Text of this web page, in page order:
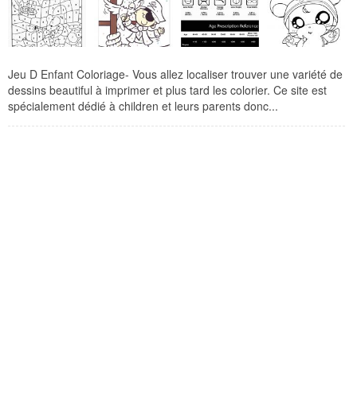
Jeu D Enfant Coloriage- Vous allez localiser trouver une variété de
dessins beautiful à imprimer et plus tard les colorier. Ce site est
spécialement dédié à children et leurs parents donc...